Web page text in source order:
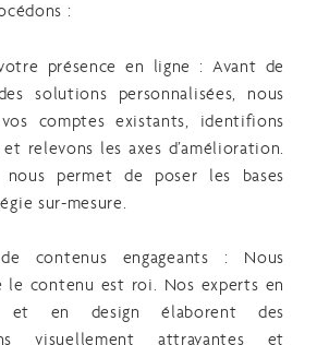
:
présence en ligne
: Avant de
solutions personnalisées, nous
vos comptes existants, identifions
relevons les axes d’amélioration.
permet de poser les bases
sur-mesure.
contenus engageants : Nous
le contenu est roi. Nos experts en
et en design élaborent des
visuellement attrayantes et